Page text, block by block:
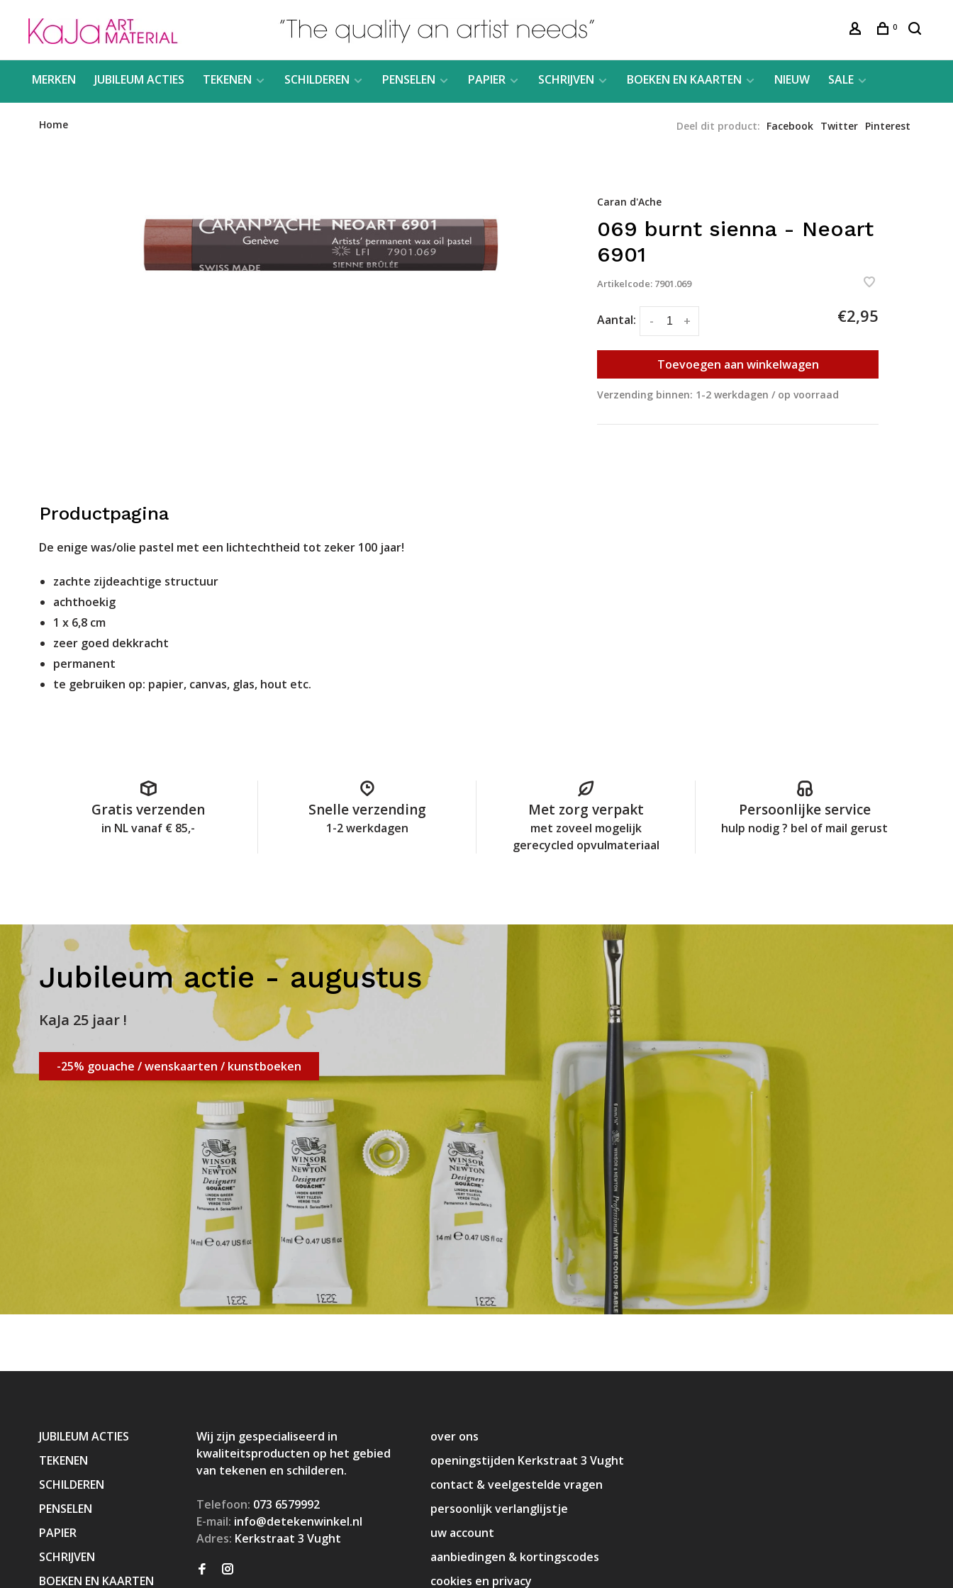
0
MERKEN JUBILEUM ACTIES TEKENEN SCHILDEREN PENSELEN PAPIER SCHRIJVEN BOEKEN EN KAARTEN NIEUW SALE
Home Deel dit product: Facebook Twitter Pinterest
Caran d'Ache
069 burnt sienna - Neoart
6901
Artikelcode: 7901.069
Aantal: +
- €2,95
Toevoegen aan winkelwagen
Verzending binnen: 1-2 werkdagen / op voorraad
Productpagina
De enige was/olie pastel met een lichtechtheid tot zeker 100 jaar!
zachte zijdeachtige structuur
achthoekig
1 x 6,8 cm
zeer goed dekkracht
permanent
te gebruiken op: papier, canvas, glas, hout etc.
Gratis verzenden
in NL vanaf € 85,-
Snelle verzending
1-2 werkdagen
Met zorg verpakt
met zoveel mogelijk
gerecycled opvulmateriaal
Persoonlijke service
hulp nodig ? bel of mail gerust
Jubileum actie - augustus
KaJa 25 jaar !
-25% gouache / wenskaarten / kunstboeken
JUBILEUM ACTIES
TEKENEN
SCHILDEREN
PENSELEN
PAPIER
SCHRIJVEN
BOEKEN EN KAARTEN
Wij zijn gespecialiseerd in
kwaliteitsproducten op het gebied
van tekenen en schilderen.
Telefoon: 073 6579992
E-mail: info@detekenwinkel.nl
Adres: Kerkstraat 3 Vught
over ons
openingstijden Kerkstraat 3 Vught
contact & veelgestelde vragen
persoonlijk verlanglijstje
uw account
aanbiedingen & kortingscodes
cookies en privacy